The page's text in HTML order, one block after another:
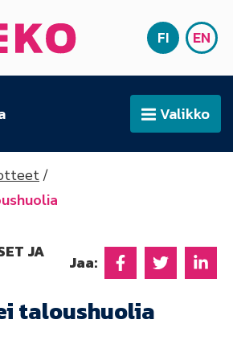
SUOMI
FI EN
AvaaValikko
JA
Jaa: Jaa Facebookissa
Jaa Jaa
taloushuolia